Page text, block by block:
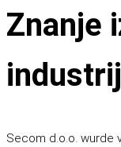
Znanje
Secom d.o.o. wurde